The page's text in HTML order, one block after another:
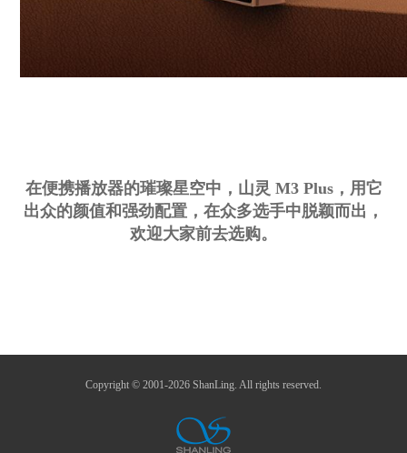
在便携播放器的璀璨星空中，山灵 M3 Plus，用它
出众的颜值和强劲配置，在众多选手中脱颖而出，
欢迎大家前去选购。
Copyright © 2001-2026 ShanLing. All rights reserved.